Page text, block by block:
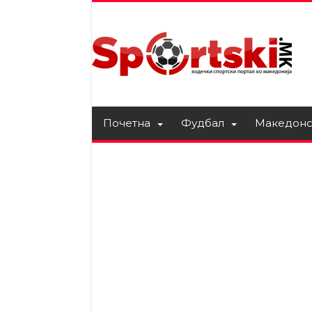
Почетна Фудбал